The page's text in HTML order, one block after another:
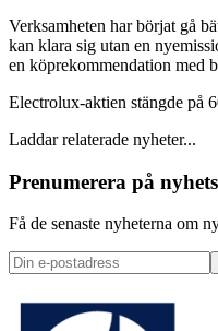
Verksamheten har börjat gå
kan klara sig utan en
en köprekommendation med
Electrolux-aktien stängde på
Laddar relaterade nyheter...
Prenumerera på
Få de senaste nyheterna om